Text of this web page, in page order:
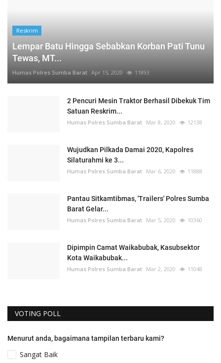
Reskrim
Lempar Batu Hingga Sebabkan Korban Pati Tunu
Tewas, MT...
Humas Polres Sumba Barat Apr 15, 2020 11893
2 Pencuri Mesin Traktor Berhasil Dibekuk Tim
Satuan Reskrim...
Humas Polres Sumba Barat Mar 8, 2020 12138
Wujudkan Pilkada Damai 2020, Kapolres
Silaturahmi ke 3...
Humas Polres Sumba Barat Mar 6, 2020 11888
Pantau Sitkamtibmas, 'Trailers' Polres Sumba
Barat Gelar...
Humas Polres Sumba Barat Mar 5, 2020 10360
Dipimpin Camat Waikabubak, Kasubsektor
Kota Waikabubak...
Humas Polres Sumba Barat Mar 2, 2020 11048
VOTING POLL
Menurut anda, bagaimana tampilan terbaru kami?
Sangat Baik